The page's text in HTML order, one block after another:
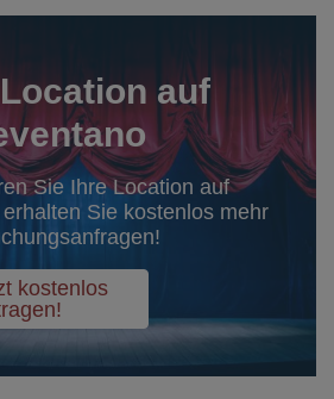
auf
Sie Ihre Location auf
Sie kostenlos mehr
kostenlos